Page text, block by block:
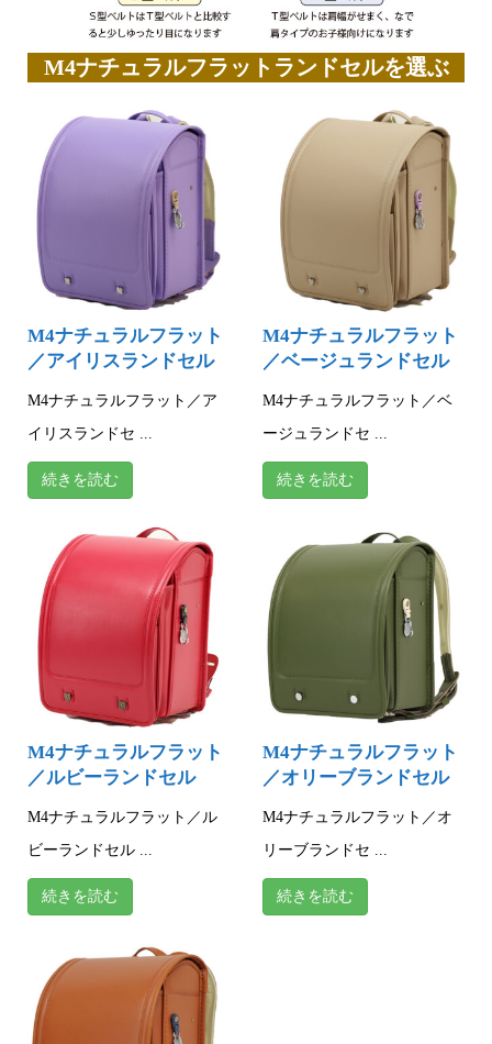
M4ナチュラルフラットランドセルを選ぶ
M4ナチュラルフラット
／アイリスランドセル
M4ナチュラルフラット／ア
イリスランドセ ...
続きを読む
M4ナチュラルフラット
／ベージュランドセル
M4ナチュラルフラット／ベ
ージュランドセ ...
続きを読む
M4ナチュラルフラット
／ルビーランドセル
M4ナチュラルフラット／ル
ビーランドセル ...
続きを読む
M4ナチュラルフラット
／オリーブランドセル
M4ナチュラルフラット／オ
リーブランドセ ...
続きを読む